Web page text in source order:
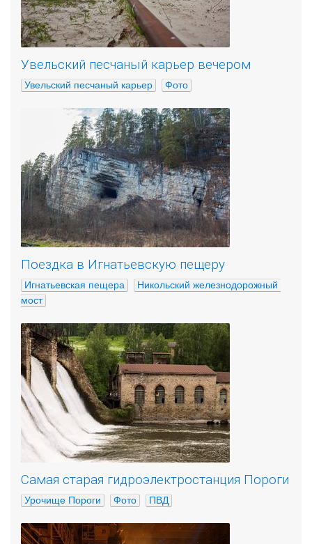
Увельский песчаный карьер вечером
Увельский песчаный карьер Фото
Поездка в Игнатьевскую пещеру
Игнатьевская пещера
Никольский железнодорожный
мост
Самая старая гидроэлектростанция Пороги
Урочище Пороги Фото ПВД